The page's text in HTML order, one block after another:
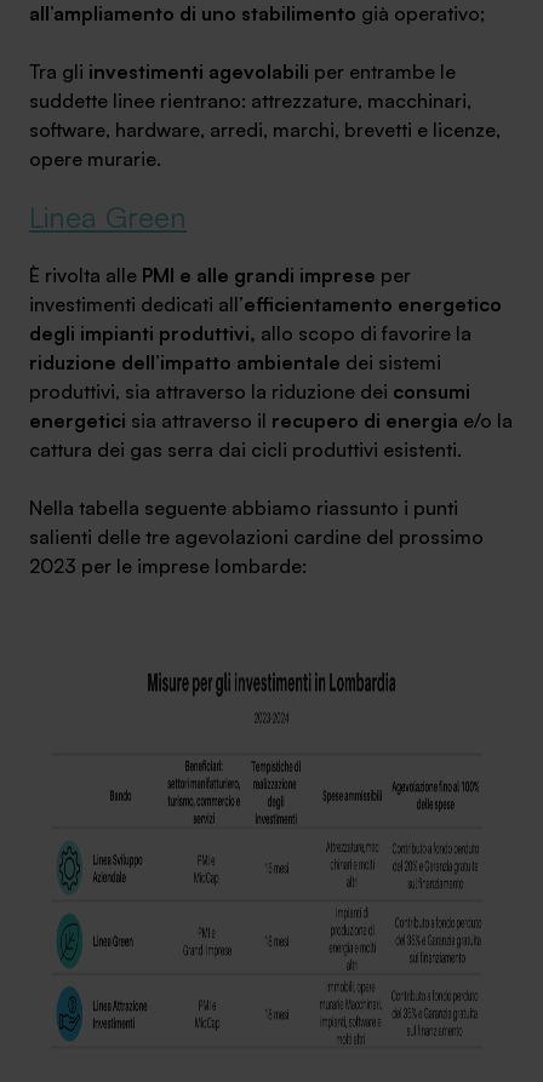
all’ampliamento di uno stabilimento già operativo;
Tra gli investimenti agevolabili per entrambe le
suddette linee rientrano: attrezzature, macchinari,
software, hardware, arredi, marchi, brevetti e licenze,
opere murarie.
Linea Green
È rivolta alle PMI e alle grandi imprese per
investimenti dedicati all’efficientamento energetico
degli impianti produttivi, allo scopo di favorire la
riduzione dell’impatto ambientale dei sistemi
produttivi, sia attraverso la riduzione dei consumi
energetici sia attraverso il recupero di energia e/o la
cattura dei gas serra dai cicli produttivi esistenti.
Nella tabella seguente abbiamo riassunto i punti
salienti delle tre agevolazioni cardine del prossimo
2023 per le imprese lombarde: